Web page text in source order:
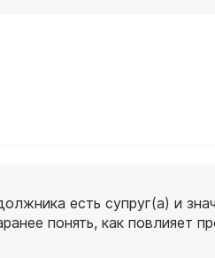
есть супруг(а) и
понять, как повлияет